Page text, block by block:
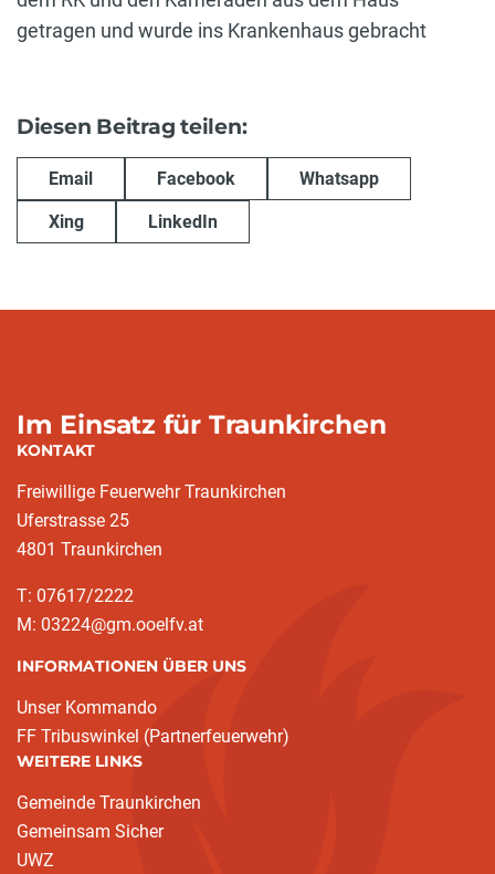
getragen und wurde ins Krankenhaus gebracht
Diesen Beitrag teilen:
Email Facebook Whatsapp
Xing LinkedIn
Im Einsatz für Traunkirchen
KONTAKT
Freiwillige Feuerwehr Traunkirchen
Uferstrasse 25
4801 Traunkirchen
T: 07617/2222
M: 03224@gm.ooelfv.at
INFORMATIONEN ÜBER UNS
Unser Kommando
FF Tribuswinkel (Partnerfeuerwehr)
WEITERE LINKS
Gemeinde Traunkirchen
Gemeinsam Sicher
UWZ